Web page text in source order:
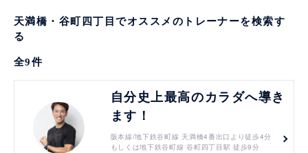
天満橋・谷町四丁目でオススメのトレーナーを検索す
る
全9件
自分史上最高のカラダへ導き
ます！
阪本線/地下鉄谷町線 天満橋4番出口より徒歩4分
もしくは地下鉄谷町線 谷町四丁目駅 徒歩9分